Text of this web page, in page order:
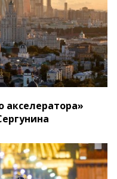
акселератора»